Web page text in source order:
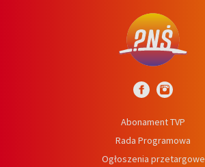
Abonament TVP
Rada Programowa
Ogłoszenia przetargowe